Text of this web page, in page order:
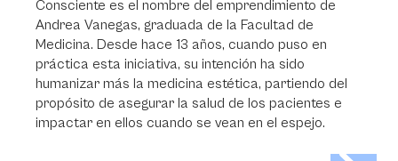
Consciente es el nombre del emprendimiento de
Andrea Vanegas, graduada de la Facultad de
Medicina. Desde hace 13 años, cuando puso en
práctica esta iniciativa, su intención ha sido
humanizar más la medicina estética, partiendo del
propósito de asegurar la salud de los pacientes e
impactar en ellos cuando se vean en el espejo.